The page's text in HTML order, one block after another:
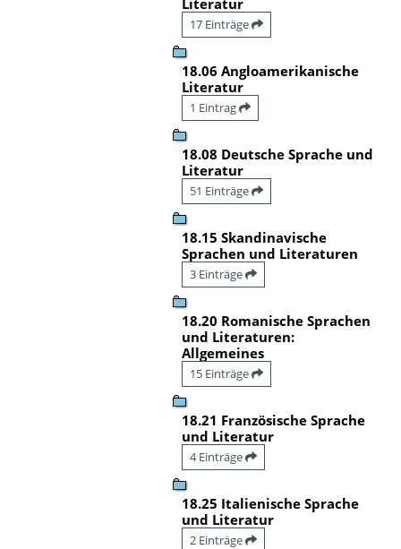
17 Einträge
18.06 Angloamerikanische
Literatur
1 Eintrag
18.08 Deutsche Sprache und
Literatur
51 Einträge
18.15 Skandinavische
Sprachen und Literaturen
3 Einträge
18.20 Romanische Sprachen
und Literaturen:
Allgemeines
15 Einträge
18.21 Französische Sprache
und Literatur
4 Einträge
18.25 Italienische Sprache
und Literatur
2 Einträge